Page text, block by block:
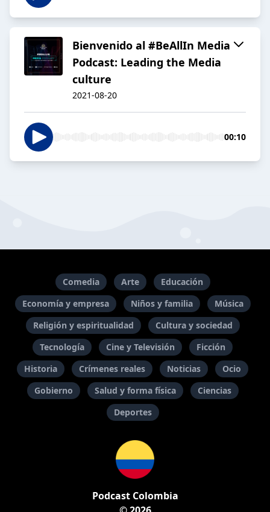
Bienvenido al #BeAllIn Media
Podcast: Leading the Media
culture
2021-08-20
00:10
Comedia Arte
Educación
Economía y empresa
Niños y familia
Música
Religión y espiritualidad
Cultura y sociedad
Tecnología
Cine y Televisión
Ficción
Historia
Crímenes reales Noticias
Ocio
Gobierno
Salud y forma física
Ciencias
Deportes
Podcast Colombia